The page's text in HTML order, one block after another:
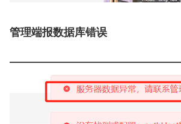
管理端报数据库错误